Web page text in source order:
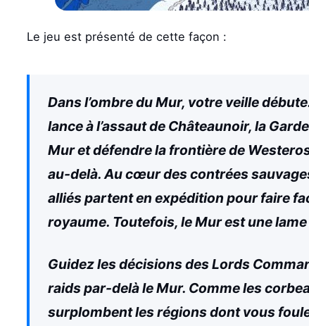
Le jeu est présenté de cette façon :
Dans l’ombre du Mur, votre veille
lance à l’assaut de Châteaunoir, la
Mur et défendre la frontière de
au-delà. Au cœur des contrées
alliés partent en expédition pour faire
royaume. Toutefois, le Mur est une
Guidez les décisions des Lords
raids par-delà le Mur. Comme les
surplombent les régions dont vous